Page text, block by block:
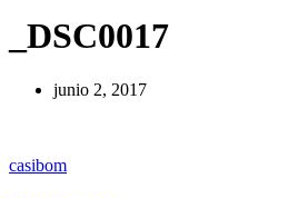
_DSC0017
junio 2, 2017
casibom